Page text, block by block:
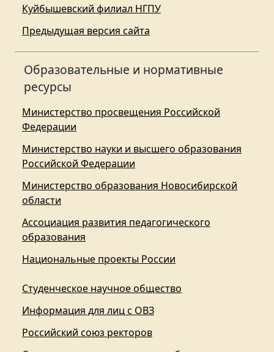
Куйбышевский филиал НГПУ
Предыдущая версия сайта
Образовательные и нормативные
ресурсы
Министерство просвещения Российской
Федерации
Министерство науки и высшего образования
Российской Федерации
Министерство образования Новосибирской
области
Ассоциация развития педагогического
образования
Национальные проекты России
Студенческое научное общество
Информация для лиц с ОВЗ
Российский союз ректоров